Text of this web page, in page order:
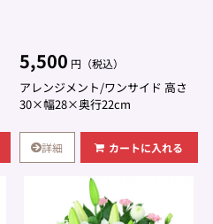
5,500 円（税込）
アレンジメント/ワンサイド 高さ
30×幅28×奥行22cm
詳細 カートに入れる